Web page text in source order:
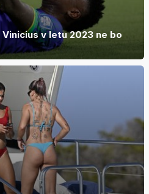
v letu 2023 ne bo